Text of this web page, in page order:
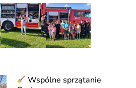
Wspólne sprzątanie